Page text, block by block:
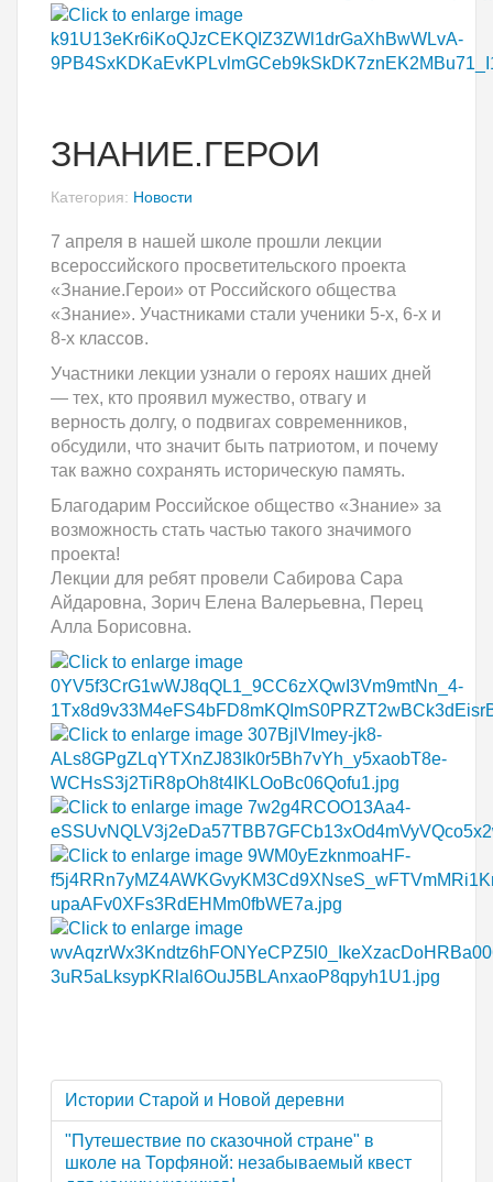
ЗНАНИЕ.ГЕРОИ
Категория: Новости
7 апреля в нашей школе прошли лекции
всероссийского просветительского проекта
«Знание.Герои» от Российского общества
«Знание». Участниками стали ученики 5-х, 6-х и
8-х классов.
Участники лекции узнали о героях наших дней
— тех, кто проявил мужество, отвагу и
верность долгу, о подвигах современников,
обсудили, что значит быть патриотом, и почему
так важно сохранять историческую память.
Благодарим Российское общество «Знание» за
возможность стать частью такого значимого
проекта!
Лекции для ребят провели Сабирова Сара
Айдаровна, Зорич Елена Валерьевна, Перец
Алла Борисовна.
Истории Старой и Новой деревни
"Путешествие по сказочной стране" в
школе на Торфяной: незабываемый квест